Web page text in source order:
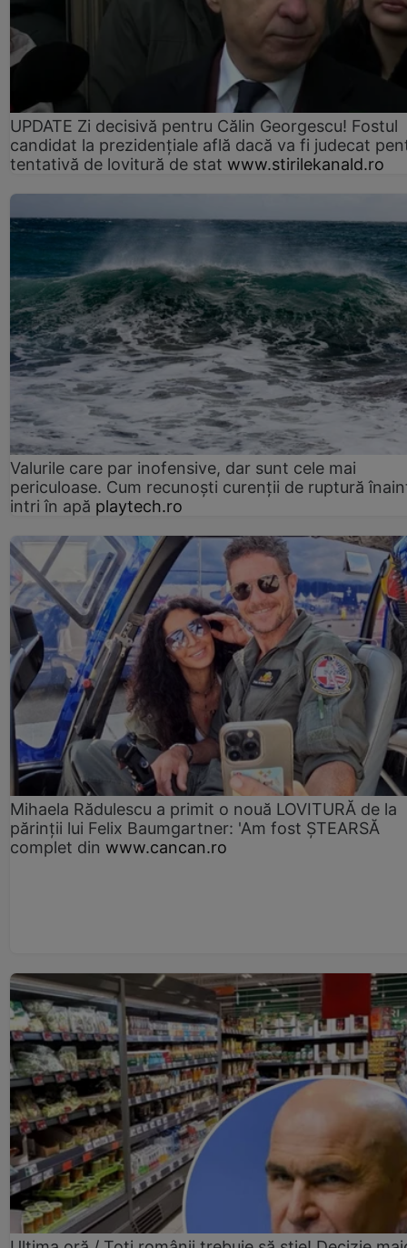
UPDATE Zi decisivă pentru Călin Georgescu! Fostul
candidat la prezidențiale află dacă va fi judecat
tentativă de lovitură de stat www.stirilekanald.ro
Valurile care par inofensive, dar sunt cele mai
periculoase. Cum recunoști curenții de ruptură
intri în apă playtech.ro
Mihaela Rădulescu a primit o nouă LOVITURĂ de la
părinții lui Felix Baumgartner: 'Am fost ȘTEARSĂ
complet din www.cancan.ro